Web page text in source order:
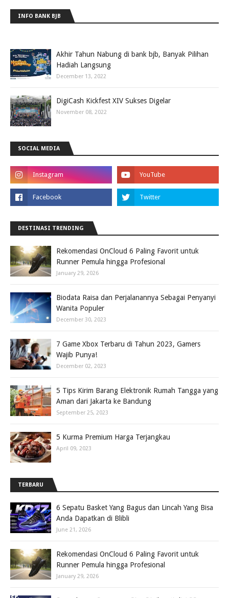
INFO BANK BJB
Akhir Tahun Nabung di bank bjb, Banyak Pilihan
Hadiah Langsung
December 13, 2022
DigiCash Kickfest XIV Sukses Digelar
November 08, 2022
SOCIAL MEDIA
DESTINASI TRENDING
Rekomendasi OnCloud 6 Paling Favorit untuk
Runner Pemula hingga Profesional
January 29, 2026
Biodata Raisa dan Perjalanannya Sebagai Penyanyi
Wanita Populer
December 30, 2023
7 Game Xbox Terbaru di Tahun 2023, Gamers
Wajib Punya!
December 02, 2023
5 Tips Kirim Barang Elektronik Rumah Tangga yang
Aman dari Jakarta ke Bandung
September 25, 2023
5 Kurma Premium Harga Terjangkau
April 09, 2023
TERBARU
6 Sepatu Basket Yang Bagus dan Lincah Yang Bisa
Anda Dapatkan di Blibli
June 21, 2026
Rekomendasi OnCloud 6 Paling Favorit untuk
Runner Pemula hingga Profesional
January 29, 2026